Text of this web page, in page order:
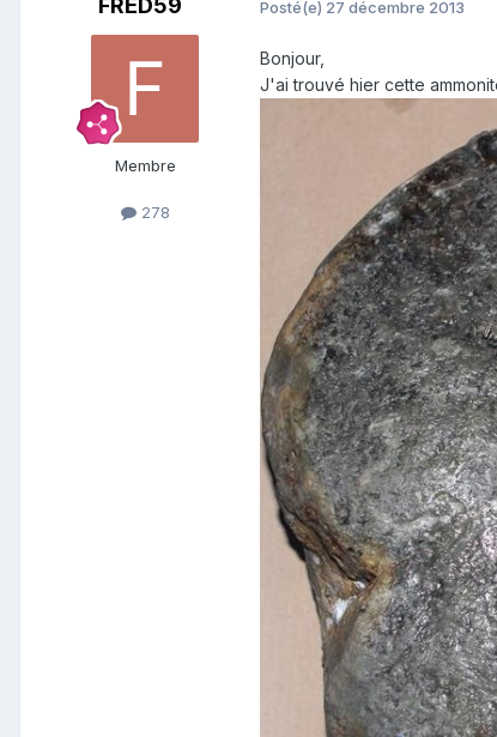
FRED59
Membre
278
Posté(e) 27 décembre 2013
Bonjour,
J'ai trouvé hier cette